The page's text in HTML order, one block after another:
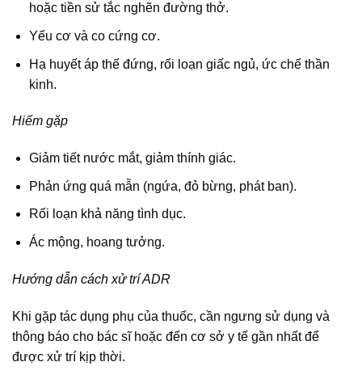
hoặc tiền sử tắc nghẽn đường thở.
Yếu cơ và co cứng cơ.
Hạ huyết áp thế đứng, rối loạn giấc ngủ, ức chế thần
kinh.
Hiếm gặp
Giảm tiết nước mắt, giảm thính giác.
Phản ứng quá mẫn (ngứa, đỏ bừng, phát ban).
Rối loạn khả năng tình dục.
Ác mộng, hoang tưởng.
Hướng dẫn cách xử trí ADR
Khi gặp tác dụng phụ của thuốc, cần ngưng sử dụng và
thông báo cho bác sĩ hoặc đến cơ sở y tế gần nhất để
được xử trí kịp thời.